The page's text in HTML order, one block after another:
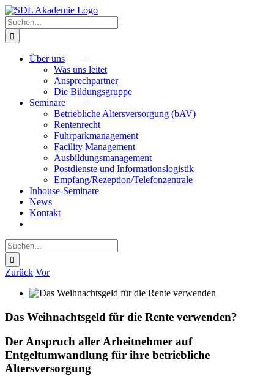
Zum
Inhalt
springen
Suche
nach:
Über uns
Was uns leitet
Ansprechpartner
Die Bildungsgruppe
Seminare
Betriebliche Altersversorgung (bAV)
Rentenrecht
Fuhrparkmanagement
Facility Management
Ausbildungsmanagement
Postdienste und Informationslogistik
Empfang/Rezeption/Telefonzentrale
Inhouse-Seminare
News
Kontakt
Suche
nach:
Zurück Vor
Das Weihnachtsgeld für die Rente verwenden?
Der Anspruch aller Arbeitnehmer auf
Entgeltumwandlung für ihre betriebliche
Altersversorgung